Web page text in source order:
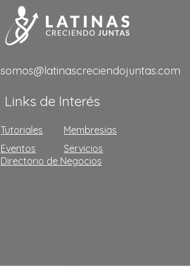
somos@latinascreciendojuntas.com
Links de Interés
Tutoriales
Membresias
Eventos
Servicios
Directorio de Negocios